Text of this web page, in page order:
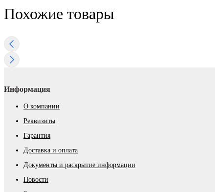
Похожие товары
Информация
О компании
Реквизиты
Гарантия
Доставка и оплата
Документы и раскрытие информации
Новости